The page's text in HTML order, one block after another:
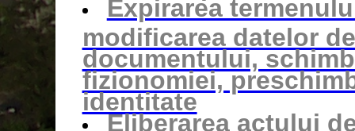
Expirarea
modificarea datelor
documentului,
fizionomiei,
identitate
Eliberarea actului